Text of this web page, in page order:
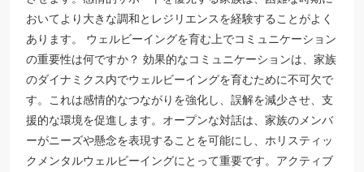
おいてより大きな調和とレジリエンスを経験することがよく
あります。 ウェルビーイングを育む上でコミュニケーション
の重要性は何ですか？ 効果的なコミュニケーションは、家族
のダイナミクス内でウェルビーイングを育むために不可欠で
す。これは感情的なつながりを強化し、誤解を減少させ、支
援的な環境を促進します。オープンな対話は、家族のメンバ
ーがニーズや懸念を表現することを可能にし、ホリスティッ
クメンタルウェルビーイングにとって重要です。アクティブ